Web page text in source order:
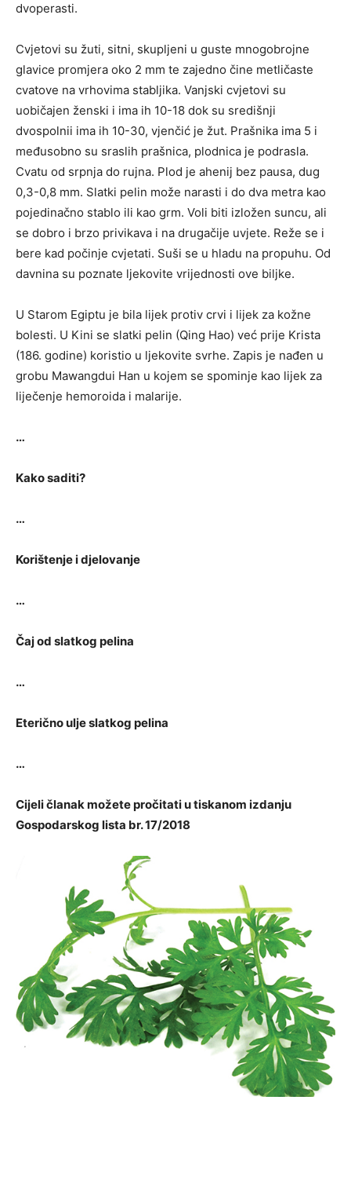
dvoperasti.
Cvjetovi su žuti, sitni, skupljeni u guste mnogobrojne
glavice promjera oko 2 mm te zajedno čine metličaste
cvatove na vrhovima stabljika. Vanjski cvjetovi su
uobičajen ženski i ima ih 10-18 dok su središnji
dvospolnii ima ih 10-30, vjenčić je žut. Prašnika ima 5 i
međusobno su sraslih prašnica, plodnica je podrasla.
Cvatu od srpnja do rujna. Plod je ahenij bez pausa, dug
0,3-0,8 mm. Slatki pelin može narasti i do dva metra kao
pojedinačno stablo ili kao grm. Voli biti izložen suncu, ali
se dobro i brzo privikava i na drugačije uvjete. Reže se i
bere kad počinje cvjetati. Suši se u hladu na propuhu. Od
davnina su poznate ljekovite vrijednosti ove biljke.
U Starom Egiptu je bila lijek protiv crvi i lijek za kožne
bolesti. U Kini se slatki pelin (Qing Hao) već prije Krista
(186. godine) koristio u ljekovite svrhe. Zapis je nađen u
grobu Mawangdui Han u kojem se spominje kao lijek za
liječenje hemoroida i malarije.
…
Kako saditi?
…
Korištenje i djelovanje
…
Čaj od slatkog pelina
…
Eterično ulje slatkog pelina
…
Cijeli članak možete pročitati u tiskanom izdanju
Gospodarskog lista br. 17/2018